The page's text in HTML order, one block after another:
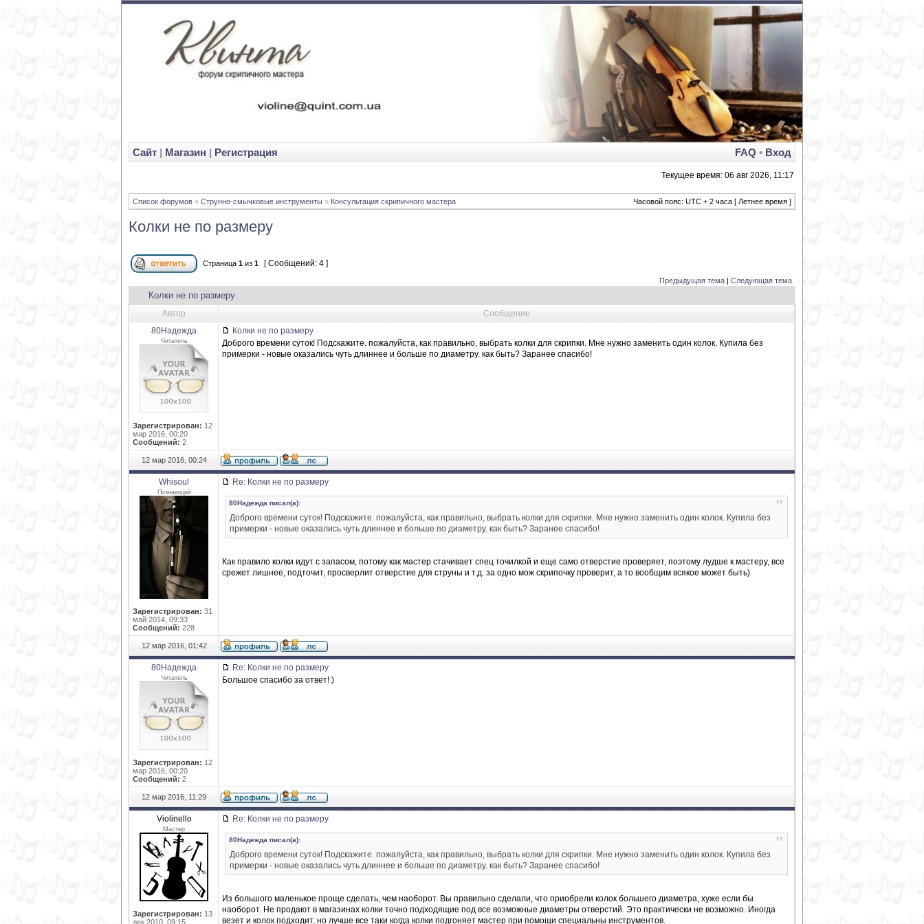
Cайт | Магазин | FAQ • Вход
Регистрация
Текущее время: 06 авг 2026, 11:17
Список форумов » Струнно-смычковые инструменты » Консультация скрипичного мастера Часовой пояс: UTC + 2 часа [ Летнее время ]
Колки не по размеру
Страница 1 из 1 [ Сообщений: 4 ]
Предыдущая тема | Следующая тема
Колки не по размеру
Автор
Сообщение
80Надежда
Читатель
Зарегистрирован: 12
мар 2016, 00:20
Сообщений: 2
Колки не по размеру
Доброго времени суток! Подскажите. пожалуйста, как правильно, выбрать колки для скрипки. Мне нужно заменить один колок. Купила без
примерки - новые оказались чуть длиннее и больше по диаметру. как быть? Заранее спасибо!
12 мар 2016, 00:24
Whisoul
Познающий
Зарегистрирован: 31
май 2014, 09:33
Сообщений: 228
Re: Колки не по размеру
80Надежда писал(а):
Доброго времени суток! Подскажите. пожалуйста, как правильно, выбрать колки для скрипки. Мне нужно заменить один колок. Купила без
примерки - новые оказались чуть длиннее и больше по диаметру. как быть? Заранее спасибо!
Как правило колки идут с запасом, потому как мастер стачивает спец точилкой и еще само отверстие проверяет, поэтому лудше к мастеру, все
срежет лишнее, подточит, просверлит отверстие для струны и т.д. за одно мож скрипочку проверит, а то вообщим всякое может быть)
12 мар 2016, 01:42
80Надежда
Читатель
Зарегистрирован: 12
мар 2016, 00:20
Сообщений: 2
Re: Колки не по размеру
Большое спасибо за ответ! )
12 мар 2016, 11:29
Violinello
Мастер
Зарегистрирован: 13
дек 2010, 09:15
Re: Колки не по размеру
80Надежда писал(а):
Доброго времени суток! Подскажите. пожалуйста, как правильно, выбрать колки для скрипки. Мне нужно заменить один колок. Купила без
примерки - новые оказались чуть длиннее и больше по диаметру. как быть? Заранее спасибо!
Из большого маленькое проще сделать, чем наоборот. Вы правильно сделали, что приобрели колок большего диаметра, хуже если бы
наоборот. Не продают в магазинах колки точно подходящие под все возможные диаметры отверстий. Это практически не возможно. Иногда
везет и колок подходит, но лучше все таки когда колки подгоняет мастер при помощи специальны инструментов.